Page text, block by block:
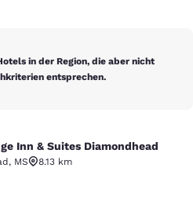
in der Region, die aber nicht
entsprechen.
& Suites
Inn & Suites Diamondhead
, MS
8.13 km
Gut. 611 Bewertungen